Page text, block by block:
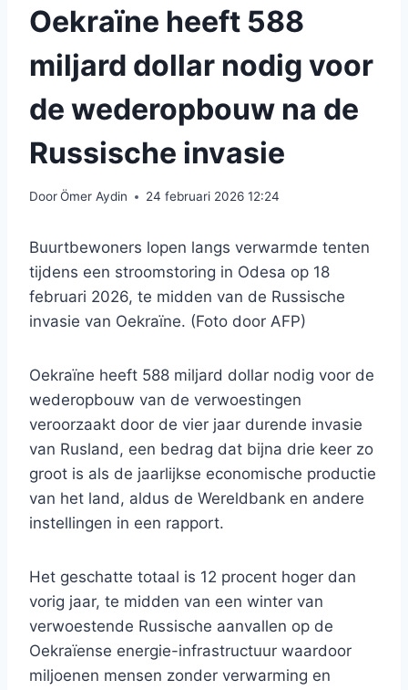
Oekraïne heeft 588
miljard dollar nodig voor
de wederopbouw na de
Russische invasie
DoorÖmer Aydin 24 februari 2026 12:24
Buurtbewoners lopen langs verwarmde tenten
tijdens een stroomstoring in Odesa op 18
februari 2026, te midden van de Russische
invasie van Oekraïne. (Foto door AFP)
Oekraïne heeft 588 miljard dollar nodig voor de
wederopbouw van de verwoestingen
veroorzaakt door de vier jaar durende invasie
van Rusland, een bedrag dat bijna drie keer zo
groot is als de jaarlijkse economische productie
van het land, aldus de Wereldbank en andere
instellingen in een rapport.
Het geschatte totaal is 12 procent hoger dan
vorig jaar, te midden van een winter van
verwoestende Russische aanvallen op de
Oekraïense energie-infrastructuur waardoor
miljoenen mensen zonder verwarming en